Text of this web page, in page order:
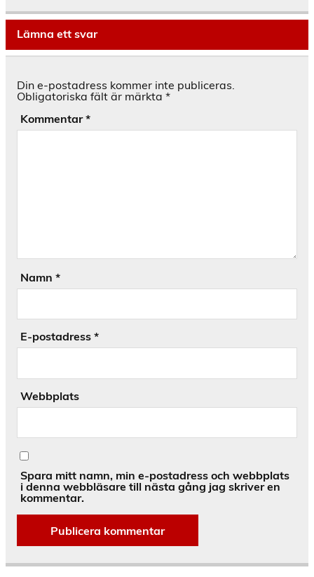
Lämna ett svar
Din e-postadress kommer inte publiceras.
Obligatoriska fält är märkta *
Kommentar*
Namn *
E-postadress *
Webbplats
Spara mitt namn, min e-postadress och webbplats
i denna webbläsare till nästa gång jag skriver en
kommentar.
Alternative: